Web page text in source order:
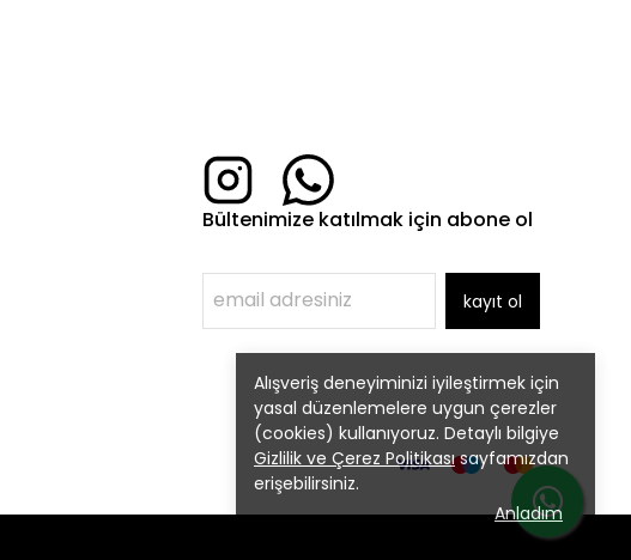
Alışveriş deneyiminizi iyileştirmek için
yasal düzenlemelere uygun çerezler
(cookies) kullanıyoruz. Detaylı bilgiye
Gizlilik ve Çerez Politikasısayfamızdan
erişebilirsiniz.
Anladım
Bültenimize katılmak için abone ol
kayıt ol